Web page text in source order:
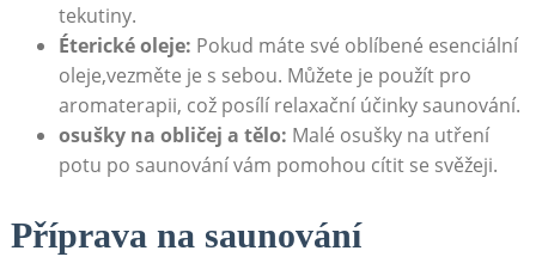
tekutiny.
Éterické oleje: Pokud máte své oblíbené esenciální
oleje,vezměte⁢ je ⁢s⁢ sebou. Můžete je použít pro⁤
aromaterapii, což posílí relaxační účinky ‍saunování.
osušky ​na obličej‍ a​ tělo: Malé osušky na utření⁣
potu po saunování ⁣vám pomohou cítit se svěžeji.
Příprava na saunování